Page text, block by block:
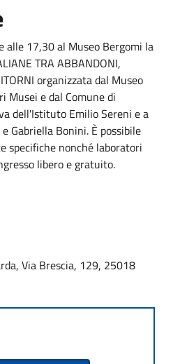
alle 17,30 al Museo Bergomi la
TRA ABBANDONI,
organizzata dal Museo
Musei e dal Comune di
dell'Istituto Emilio Sereni e a
Gabriella Bonini. È possibile
specifiche nonché laboratori
libero e gratuito.
Via Brescia, 129, 25018